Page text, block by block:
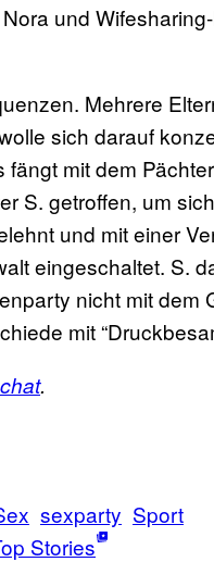
und
Mehrere
sich darauf
mit dem
S. getroffen, um
und mit einer
eingeschaltet. S.
nicht mit
mit
.
sexparty Sport
Stories